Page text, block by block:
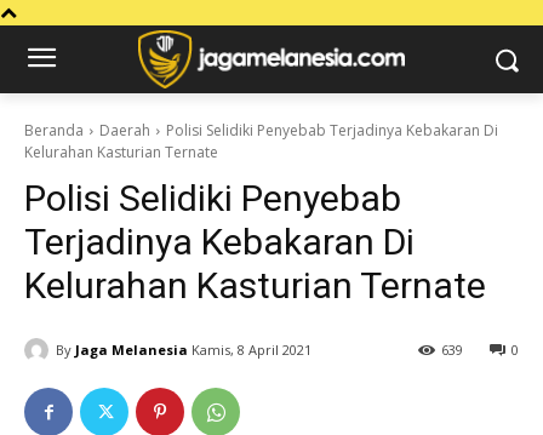
Beranda Daerah
Polisi Selidiki Penyebab Terjadinya Kebakaran Di
Kelurahan Kasturian Ternate
Polisi Selidiki Penyebab
Terjadinya Kebakaran Di
Kelurahan Kasturian Ternate
By Jaga Melanesia Kamis, 8 April 2021 0
639